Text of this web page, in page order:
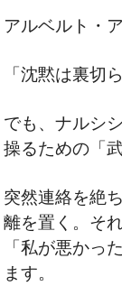
アルベルト・
「沈黙は裏切
でも、ナルシ
操るための「
突然連絡を絶
離を置く。そ
「私が悪かっ
ます。